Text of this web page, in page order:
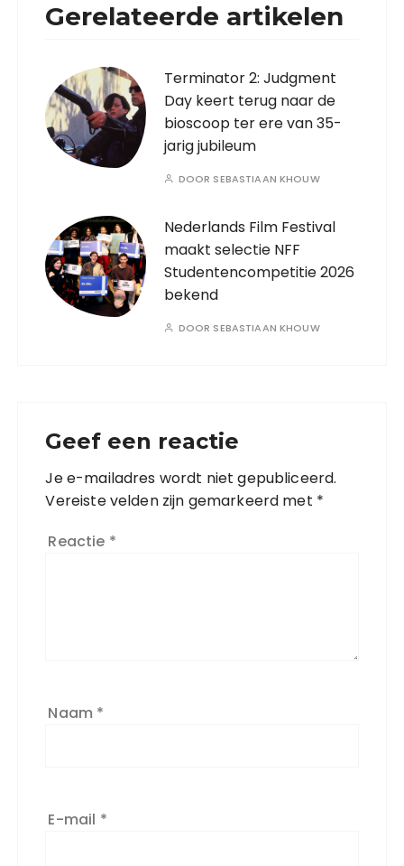
Gerelateerde artikelen
Terminator 2: Judgment
Day keert terug naar de
bioscoop ter ere van 35-
jarig jubileum
DOOR SEBASTIAAN KHOUW
Nederlands Film Festival
maakt selectie NFF
Studentencompetitie 2026
bekend
DOOR SEBASTIAAN KHOUW
Geef een reactie
Je e-mailadres wordt niet gepubliceerd.
Vereiste velden zijn gemarkeerd met *
Reactie *
Naam *
E-mail *